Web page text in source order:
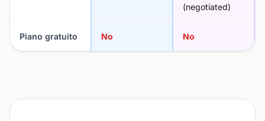
(negotiated)
Piano gratuito No No